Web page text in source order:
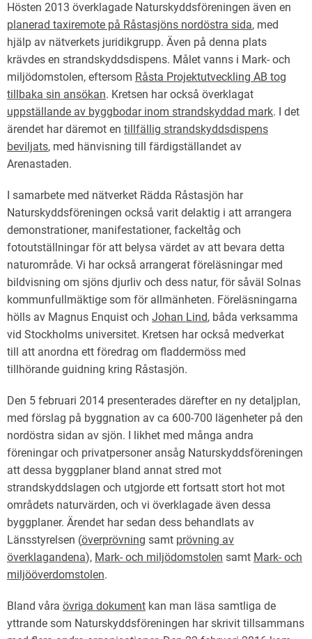
Hösten 2013 överklagade Naturskyddsföreningen även en
planerad taxiremote på Råstasjöns nordöstra sida, med
hjälp av nätverkets juridikgrupp. Även på denna plats
krävdes en strandskyddsdispens. Målet vanns i Mark- och
miljödomstolen, eftersom Råsta Projektutveckling AB tog
tillbaka sin ansökan. Kretsen har också överklagat
uppställande av byggbodar inom strandskyddad mark. I det
ärendet har däremot en tillfällig strandskyddsdispens
beviljats, med hänvisning till färdigställandet av
Arenastaden.
I samarbete med nätverket Rädda Råstasjön har
Naturskyddsföreningen också varit delaktig i att arrangera
demonstrationer, manifestationer, fackeltåg och
fotoutställningar för att belysa värdet av att bevara detta
naturområde. Vi har också arrangerat föreläsningar med
bildvisning om sjöns djurliv och dess natur, för såväl Solnas
kommunfullmäktige som för allmänheten. Föreläsningarna
hölls av Magnus Enquist och Johan Lind, båda verksamma
vid Stockholms universitet. Kretsen har också medverkat
till att anordna ett föredrag om fladdermöss med
tillhörande guidning kring Råstasjön.
Den 5 februari 2014 presenterades därefter en ny detaljplan,
med förslag på byggnation av ca 600-700 lägenheter på den
nordöstra sidan av sjön. I likhet med många andra
föreningar och privatpersoner ansåg Naturskyddsföreningen
att dessa byggplaner bland annat stred mot
strandskyddslagen och utgjorde ett fortsatt stort hot mot
områdets naturvärden, och vi överklagade även dessa
byggplaner. Ärendet har sedan dess behandlats av
Länsstyrelsen (överprövning samt prövning av
överklagandena), Mark- och miljödomstolen samt Mark- och
miljööverdomstolen.
Bland våra övriga dokument kan man läsa samtliga de
yttrande som Naturskyddsföreningen har skrivit tillsammans